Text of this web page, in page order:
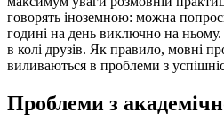
говорять іноземною: можна
годині на день виключно на
в колі друзів. Як правило, мовні
виливаються в проблеми з
Проблеми з